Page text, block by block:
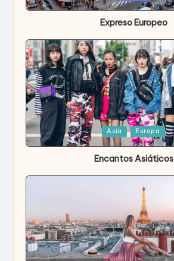
en
Expreso Europeo
Publicada
en
Asia Europa
Encantos Asiáticos